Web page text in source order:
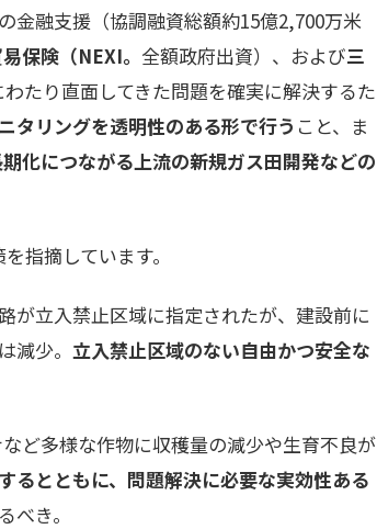
金融支援（協調融資総額約15億2,700万米
保険（NEXI。 全額政府出資）、および三
たり直面してきた問題を確実に解決するた
タリングを透明性のある形で行う こと、ま
化につながる上流の新規ガス田開発などの
指摘しています。
が立入禁止区域に指定されたが、建設前に
少。 立入禁止区域のない自由かつ安全な
ど多様な作物に収穫量の減少や生育不良が
るとともに、問題解決に必要な実効性ある
べき。